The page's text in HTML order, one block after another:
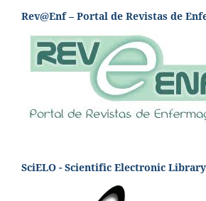
Rev@Enf – Portal de Revistas de
SciELO - Scientific Electronic